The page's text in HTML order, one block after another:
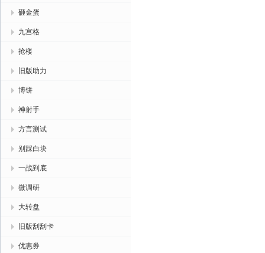
砸金蛋
九宫格
抢楼
旧版助力
博饼
神射手
方言测试
别踩白块
一战到底
微调研
大转盘
旧版刮刮卡
优惠券